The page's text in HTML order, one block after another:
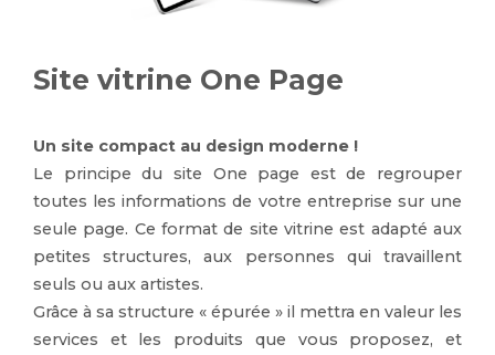
Site vitrine One Page
Un site compact au design moderne !
Le principe du site One page est de regrouper
toutes les informations de votre entreprise sur une
seule page. Ce format de site vitrine est adapté aux
petites structures, aux personnes qui travaillent
seuls ou aux artistes.
Grâce à sa structure « épurée » il mettra en valeur les
services et les produits que vous proposez, et